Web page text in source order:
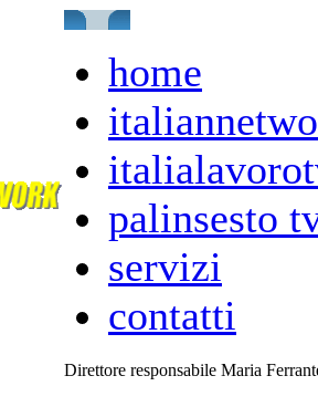
home
palinsesto
servizi
contatti
Direttore responsabile Maria